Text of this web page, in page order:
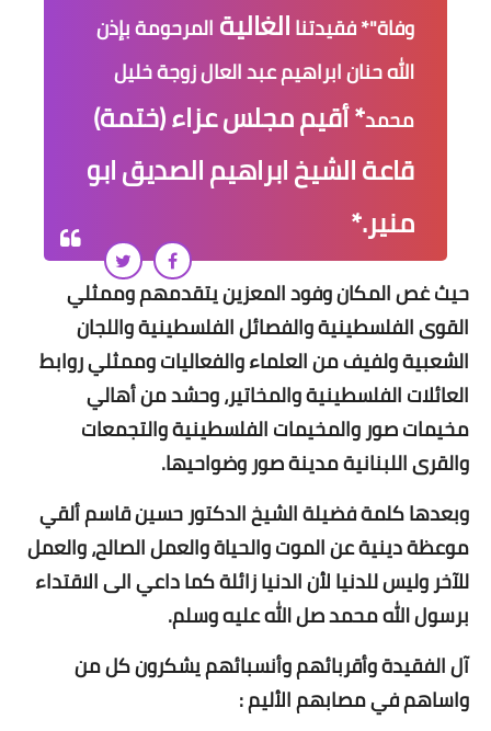
وفاة"*فقيدتناالغالية المرحومة بإذن
اللهحنان ابراهيم عبد العال زوجة خليل
محمد* أقيم مجلس عزاء (ختمة)
قاعة الشيخ ابراهيم الصديق ابو
منير.*
حيث غص المكان وفود المعزين يتقدمهم وممثلي
القوى الفلسطينية والفصائل الفلسطينية واللجان
الشعبية ولفيف من العلماء والفعاليات وممثلي روابط
العائلات الفلسطينية والمخاتير، وحشد من أهالي
مخيمات صور والمخيمات الفلسطينية والتجمعات
والقرى اللبنانية مدينة صور وضواحيها.
وبعدها كلمة فضيلة الشيخ الدكتور حسين قاسمألقي
موعظة دينية عن الموت والحياة والعمل الصالح، والعمل
للآخر وليس للدنيا لأن الدنيا زائلة كما داعي الى الاقتداء
برسول الله محمد صل الله عليه وسلم.
آل الفقيدة وأقربائهم وأنسبائهم يشكرون كل من
واساهم في مصابهم الأليم :